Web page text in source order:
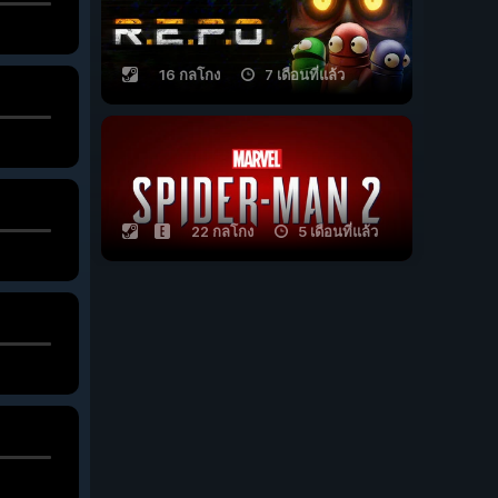
16 กลโกง 7 เดือนที่แล้ว
22 กลโกง 5 เดือนที่แล้ว